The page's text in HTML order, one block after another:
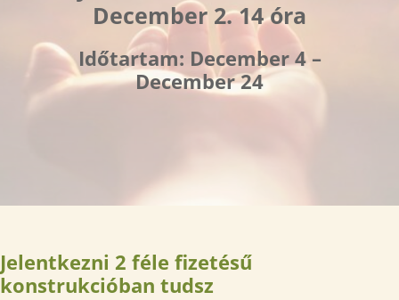
December 2. 14 óra
Időtartam: December 4 –
December 24
Jelentkezni 2 féle fizetésű
konstrukcióban tudsz